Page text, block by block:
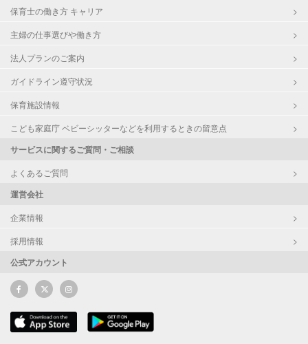
保育士の働き方 キャリア
主婦の仕事選びや働き方
法人プランのご案内
ガイドライン遵守状況
保育施設情報
こども家庭庁 ベビーシッターなどを利用するときの留意点
サービスに関するご質問・ご相談
よくあるご質問
運営会社
企業情報
採用情報
公式アカウント